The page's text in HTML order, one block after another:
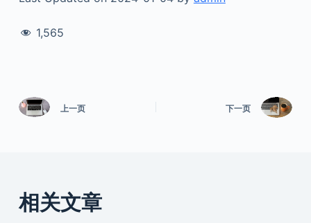
1,565
上一页 下一页
相关文章